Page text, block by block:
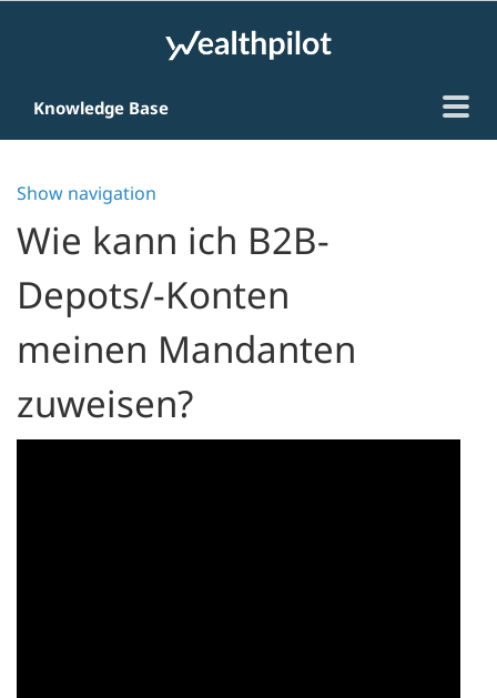
Knowledge Base
FAQ
Kontakt
Show navigation
Wie kann ich B2B-
Depots/-Konten
meinen Mandanten
zuweisen?